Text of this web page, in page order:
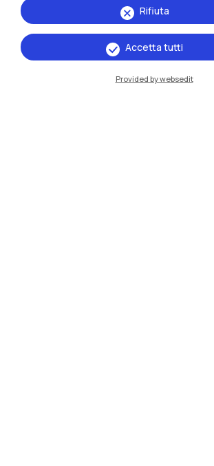
Sedi
Milano Leonardo
Rifiuta
Accetta tutti
Provided by websedit